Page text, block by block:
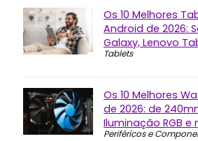
Os 10 Melhores
Android de 2026:
Galaxy, Lenovo
Tablets
Os 10 Melhores
de 2026: de
Iluminação RGB e
Periféricos e